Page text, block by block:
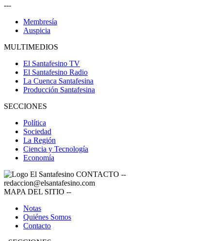
---
Membresía
Auspicia
MULTIMEDIOS
El Santafesino TV
El Santafesino Radio
La Cuenca Santafesina
Producción Santafesina
SECCIONES
Política
Sociedad
La Región
Ciencia y Tecnología
Economía
CONTACTO --
redaccion@elsantafesino.com
MAPA DEL SITIO --
Notas
Quiénes Somos
Contacto